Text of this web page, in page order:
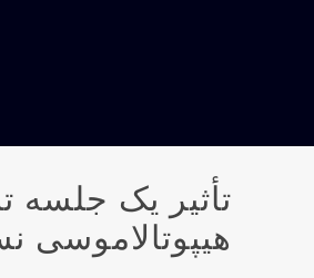
هیپوتالاموسی نسفاتین ـ۱ در